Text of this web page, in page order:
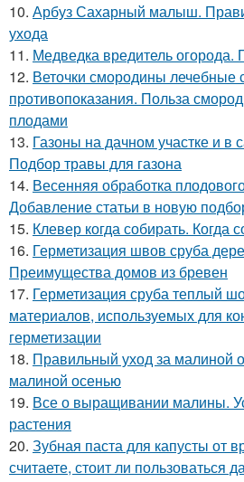
10. Арбуз Сахарный малыш.
ухода
11. Медведка вредитель огорода.
12. Веточки смородины лечебные
противопоказания. Польза
плодами
13. Газоны на дачном участке и в
Подбор травы для газона
14. Весенняя обработка
Добавление статьи в новую
15. Клевер когда собирать. Когда
16. Герметизация швов сруба
Преимущества домов из бревен
17. Герметизация сруба теплый
материалов, используемых для
герметизации
18. Правильный уход за малиной
малиной осенью
19. Все о выращивании малины.
растения
20. Зубная паста для капусты от
считаете, стоит ли пользоваться